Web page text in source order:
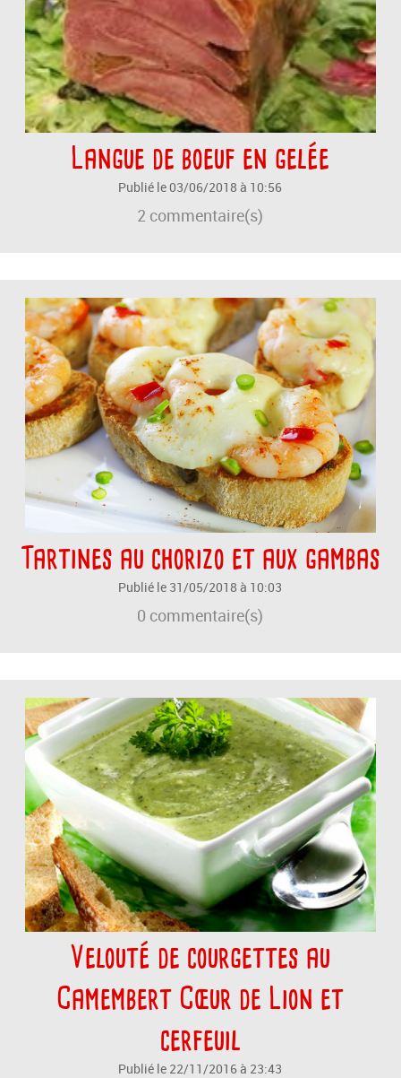
Langue de boeuf en gelée
Publié le 03/06/2018 à 10:56
2 commentaire(s)
Tartines au chorizo et aux gambas
Publié le 31/05/2018 à 10:03
0 commentaire(s)
Velouté de courgettes au
Camembert Cœur de Lion et
cerfeuil
Publié le 22/11/2016 à 23:43